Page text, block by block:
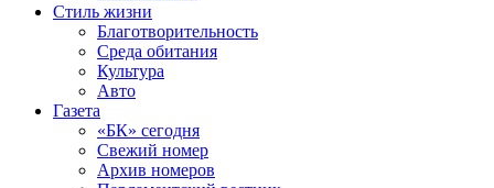
Стиль жизни
Благотворительность
Среда обитания
Культура
Авто
Газета
«БК» сегодня
Свежий номер
Архив номеров